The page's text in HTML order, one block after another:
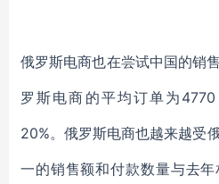
俄罗斯电商也在尝试中国的销
罗斯电商的平均订单为
20%。俄罗斯电商也越来越受
一的销售额和付款数量与去